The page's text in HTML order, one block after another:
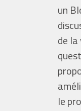
un
de
le